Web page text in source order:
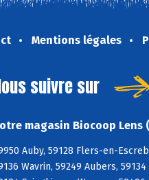
Mentions légales
suivre sur
magasin Biocoop Lens
Auby, 59128 Flers-en-
Wavrin, 59249 Aubers,